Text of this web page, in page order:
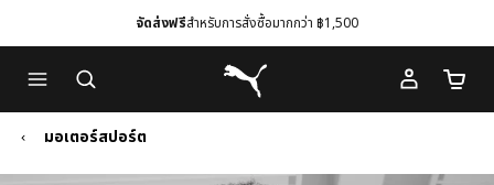
to
Main
content
to
Footer
Content
จัดส่งฟรีสำหรับการสั่งซื้อมากกว่า ฿1,500
Puma โฮม
จำนว
มอเตอร์สปอร์ต